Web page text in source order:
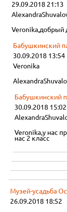
29.09.2018 21:13
Veronika,добрый
Бабушкинский
30.09.2018 13:54
Veronika
Бабушкинский
30.09.2018 15:02
Veronika,у нас
нас 2 класс
Музей-усадьба
26.09.2018 18:52